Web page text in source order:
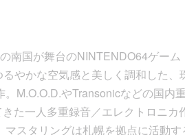
南国が舞台のNINTENDO64ゲーム
やかな空気感と美しく調和した、
M.O.O.D.やTransonicなどの国内
た一人多重録音／エレクトロニカ
スタリングは札幌を拠点に活動す